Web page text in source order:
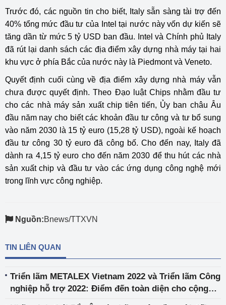
Trước đó, các nguồn tin cho biết, Italy sẵn sàng tài trợ đến
40% tổng mức đầu tư của Intel tại nước này vốn dự kiến sẽ
tăng dần từ mức 5 tỷ USD ban đầu. Intel và Chính phủ Italy
đã rút lại danh sách các địa điểm xây dựng nhà máy tại hai
khu vực ở phía Bắc của nước này là Piedmont và Veneto.
Quyết định cuối cùng về địa điểm xây dựng nhà máy vẫn
chưa được quyết định. Theo Đạo luật Chips nhằm đầu tư
cho các nhà máy sản xuất chip tiên tiến, Ủy ban châu Âu
đầu năm nay cho biết các khoản đầu tư công và tư bổ sung
vào năm 2030 là 15 tỷ euro (15,28 tỷ USD), ngoài kế hoạch
đầu tư công 30 tỷ euro đã công bố. Cho đến nay, Italy đã
dành ra 4,15 tỷ euro cho đến năm 2030 để thu hút các nhà
sản xuất chip và đầu tư vào các ứng dụng công nghệ mới
trong lĩnh vực công nghiệp.
Nguồn:Bnews/TTXVN
TIN LIÊN QUAN
Triển lãm METALEX Vietnam 2022 và Triển lãm Công
nghiệp hỗ trợ 2022: Điểm đến toàn diện cho cộng
đồng sản xuất, gia công cơ khí và công nghiệp hỗ